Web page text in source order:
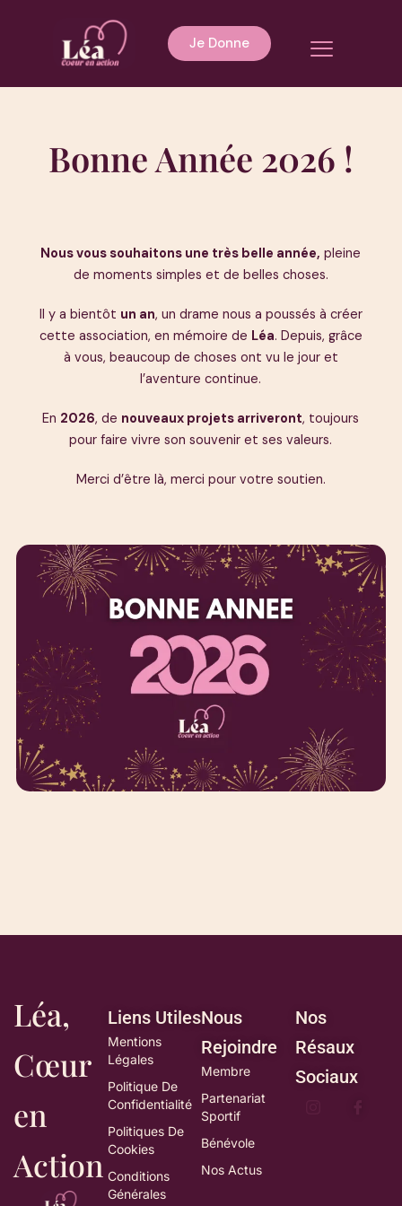
Je Donne Menu
Bonne Année 2026 !
Nous vous souhaitons une très belle année, pleine
de moments simples et de belles choses.
Il y a bientôt un an, un drame nous a poussés à créer
cette association, en mémoire de Léa. Depuis, grâce
à vous, beaucoup de choses ont vu le jour et
l’aventure continue.
En 2026, de nouveaux projets arriveront, toujours
pour faire vivre son souvenir et ses valeurs.
Merci d’être là, merci pour votre soutien.
Léa,
Cœur
en
Action
Liens Utiles
Mentions
Légales
Politique De
Confidentialité
Politiques De
Cookies
Conditions
Générales
Nous
Rejoindre
Membre
Partenariat
Sportif
Bénévole
Nos Actus
Nos
Résaux
Sociaux